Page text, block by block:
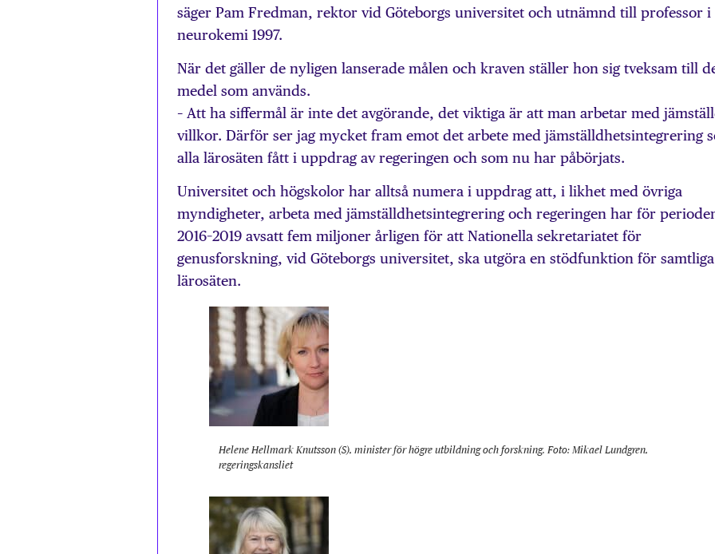
säger Pam Fredman, rektor vid Göteborgs universitet och utnämnd till professor i
neurokemi 1997.
När det gäller de nyligen lanserade målen och kraven ställer hon sig tveksam till
medel som används.
– Att ha siffermål är inte det avgörande, det viktiga är att man arbetar med
villkor. Därför ser jag mycket fram emot det arbete med jämställdhetsintegrering
alla lärosäten fått i uppdrag av regeringen och som nu har påbörjats.
Universitet och högskolor har alltså numera i uppdrag att, i likhet med övriga
myndigheter, arbeta med jämställdhetsintegrering och regeringen har för
2016–2019 avsatt fem miljoner årligen för att Nationella sekretariatet för
genusforskning, vid Göteborgs universitet, ska utgöra en stödfunktion för samtliga
lärosäten.
Helene Hellmark Knutsson (S), minister för högre utbildning och forskning. Foto: Mikael Lundgren,
regeringskansliet